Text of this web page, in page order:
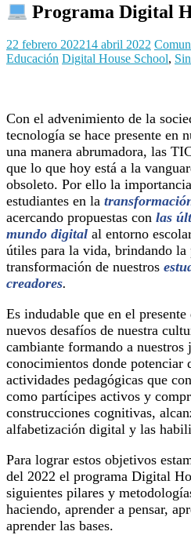
Programa Digital
22 febrero 202214 abril 2022
Educación Digital House School,
Con el advenimiento de la
tecnología se hace presente en
una manera abrumadora, las
que lo que hoy está a la
obsoleto. Por ello la
estudiantes en la
acercando propuestas con las
mundo digital al entorno
útiles para la vida, brindando
transformación de nuestros
creadores.
Es indudable que en el presente
nuevos desafíos de nuestra
cambiante formando a nuestros
conocimientos donde potenciar
actividades pedagógicas que
como partícipes activos y
construcciones cognitivas,
alfabetización digital y las
Para lograr estos objetivos
del 2022 el programa Digital
siguientes pilares y
haciendo, aprender a pensar,
aprender las bases.